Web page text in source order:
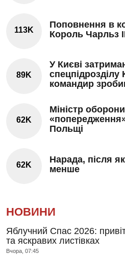
113K
Поповнення в
Король Чарльз
89K
У Києві
спецпідрозділу
командир
62K
Міністр
Польщі
62K
Нарада, після
менше
НОВИНИ
Яблучний Спас 2026:
та яскравих листівках
Вчора, 07:45